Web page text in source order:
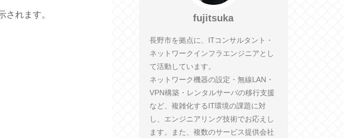
れます。 fujitsuka
長野市を拠点に、ITコンサルタント・
ネットワークインフラエンジニアとし
て活動しています。
ネットワーク機器の設定・無線LAN・
VPN構築・レンタルサーバの移行支援
など、複雑化するIT環境の課題に対
し、エンジニアリング技術でお応えし
ます。また、複数のサービス提供会社